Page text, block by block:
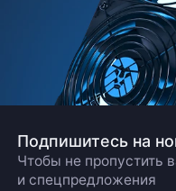
Подпишитесь на
Чтобы не пропустить
и спецпредложения